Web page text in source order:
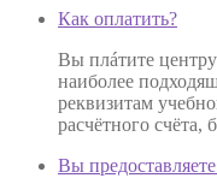
Как оплатить?
Вы плáтите
наиболее
реквизитам
расчётного
Вы